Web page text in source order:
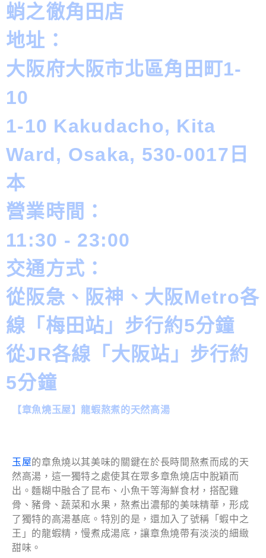
蛸之徹角田店
地址：
大阪府大阪市北區角田町1-
10
1-10 Kakudacho, Kita
Ward, Osaka, 530-0017日
本
營業時間：
11:30 - 23:00
交通方式：
從阪急、阪神、大阪Metro各
線「梅田站」步行約5分鐘
從JR各線「大阪站」步行約
5分鐘
【章魚燒玉屋】龍蝦熬煮的天然高湯
玉屋的章魚燒以其美味的關鍵在於長時間熬煮而成的天
然高湯，這一獨特之處使其在眾多章魚燒店中脫穎而
出。麵糊中融合了昆布、小魚干等海鮮食材，搭配雞
骨、豬骨、蔬菜和水果，熬煮出濃郁的美味精華，形成
了獨特的高湯基底。特別的是，還加入了號稱「蝦中之
王」的龍蝦精，慢煮成湯底，讓章魚燒帶有淡淡的細緻
甜味。